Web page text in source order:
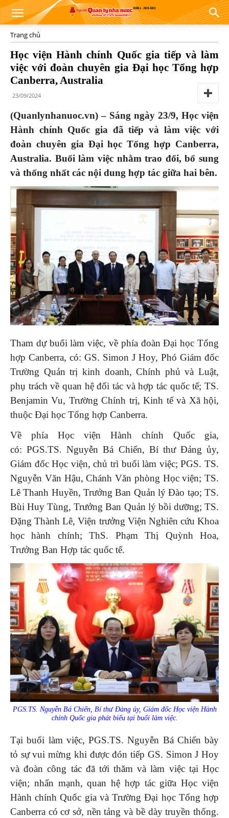
Trang chủ
Học viện Hành chính Quốc gia tiếp và làm
việc với đoàn chuyên gia Đại học Tổng hợp
Canberra, Australia
23/09/2024
(Quanlynhanuoc.vn) – Sáng ngày 23/9, Học viện
Hành chính Quốc gia đã tiếp và làm việc với
đoàn chuyên gia Đại học Tổng hợp Canberra,
Australia. Buổi làm việc nhằm trao đổi, bổ sung
và thống nhất các nội dung hợp tác giữa hai bên.
Tham dự buổi làm việc, về phía đoàn Đại học Tổng
hợp Canberra, có: GS. Simon J Hoy, Phó Giám đốc
Trường Quản trị kinh doanh, Chính phủ và Luật,
phụ trách về quan hệ đối tác và hợp tác quốc tế; TS.
Benjamin Vu, Trường Chính trị, Kinh tế và Xã hội,
thuộc Đại học Tổng hợp Canberra.
Về phía Học viện Hành chính Quốc gia,
có: PGS.TS. Nguyễn Bá Chiến, Bí thư Đảng ủy,
Giám đốc Học viện, chủ trì buổi làm việc; PGS. TS.
Nguyễn Văn Hậu, Chánh Văn phòng Học viện; TS.
Lê Thanh Huyền, Trưởng Ban Quản lý Đào tạo; TS.
Bùi Huy Tùng, Trưởng Ban Quản lý bồi dưỡng; TS.
Đặng Thành Lê, Viện trưởng Viện Nghiên cứu Khoa
học hành chính; ThS. Phạm Thị Quỳnh Hoa,
Trưởng Ban Hợp tác quốc tế.
PGS.TS. Nguyễn Bá Chiến, Bí thư Đảng ủy, Giám đốc Học viện Hành
chính Quốc gia phát biểu tại buổi làm việc.
Tại buổi làm việc, PGS.TS. Nguyễn Bá Chiến bày
tỏ sự vui mừng khi được đón tiếp GS. Simon J Hoy
và đoàn công tác đã tới thăm và làm việc tại Học
viện; nhấn mạnh, quan hệ hợp tác giữa Học viện
Hành chính Quốc gia và Trường Đại học Tổng hợp
Canberra có cơ sở, nền tảng và bề dày truyền thống.